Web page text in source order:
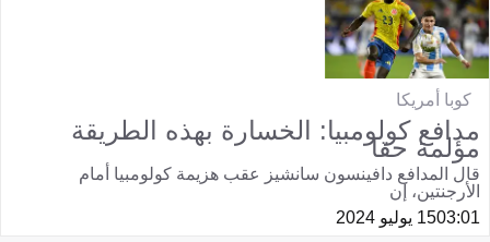
كوبا أمريكا
مدافع كولومبيا: الخسارة بهذه الطريقة
مؤلمة حقا
قال المدافع دافينسون سانشيز عقب هزيمة كولومبيا أمام
الأرجنتين، إن
03:0115 يوليو 2024